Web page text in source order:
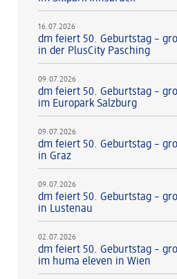
16.07.2026
dm feiert 50. Geburtstag –
in der PlusCity Pasching
09.07.2026
dm feiert 50. Geburtstag –
im Europark Salzburg
09.07.2026
dm feiert 50. Geburtstag –
in Graz
09.07.2026
dm feiert 50. Geburtstag –
in Lustenau
02.07.2026
dm feiert 50. Geburtstag –
im huma eleven in Wien